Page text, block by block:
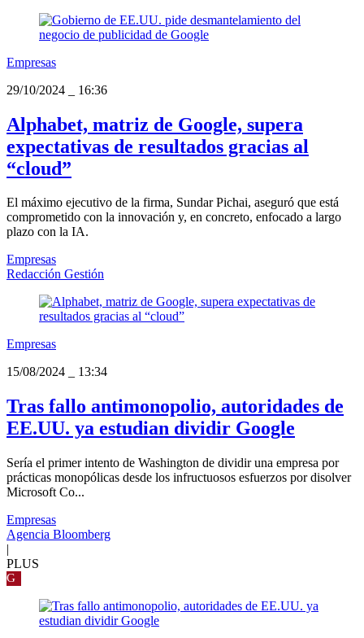
Empresas
29/10/2024
16:36
Alphabet, matriz de Google, supera
expectativas de resultados gracias al
“cloud”
El máximo ejecutivo de la firma, Sundar Pichai, aseguró que está
comprometido con la innovación y, en concreto, enfocado a largo
plazo con la IA.
Empresas
Redacción Gestión
Empresas
15/08/2024
13:34
Tras fallo antimonopolio, autoridades de
EE.UU. ya estudian dividir Google
Sería el primer intento de Washington de dividir una empresa por
prácticas monopólicas desde los infructuosos esfuerzos por disolver
Microsoft Co...
Empresas
Agencia Bloomberg
|
PLUS
G